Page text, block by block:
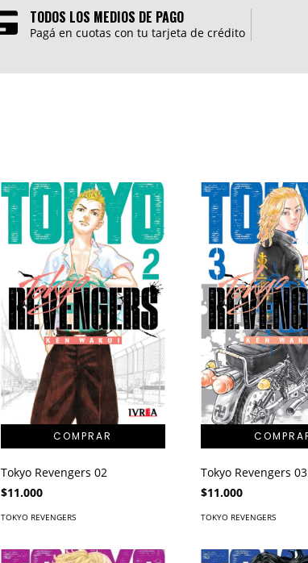
TODOS LOS MEDIOS DE PAGO
Pagá en cuotas con tu tarjeta de crédito
Tokyo Revengers 02
$11.000
TOKYO REVENGERS
Tokyo Revengers 03
$11.000
TOKYO REVENGERS